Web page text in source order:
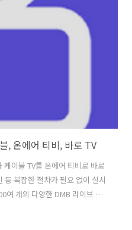
는 추천 태그 기반으로 손쉽게
가 제공됩니다. 음악서랍에는 최
, 온에어 티비, 바로 TV
이블 TV를 온에어 티비로 바로
등 복잡한 절차가 필요 없이 실시
여 개의 다양한 DMB 라이브 채
. 바로TV는 앱 내 모든 기능을